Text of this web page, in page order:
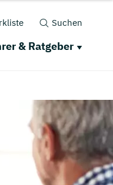
Suchen
& Ratgeber